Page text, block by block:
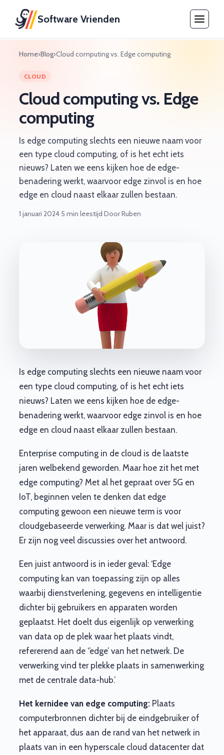
Software Vrienden
Home›Blog›Cloud computing vs. Edge computing
CLOUD
Cloud computing vs. Edge
computing
Is edge computing slechts een nieuwe naam voor
een type cloud computing, of is het echt iets
nieuws? Laten we eens kijken hoe de edge-
benadering werkt, waarvoor edge zinvol is en hoe
edge en cloud naast elkaar zullen bestaan.
1 januari 2024·5 min leestijd·Door Ruben
Is edge computing slechts een nieuwe naam voor
een type cloud computing, of is het echt iets
nieuws? Laten we eens kijken hoe de edge-
benadering werkt, waarvoor edge zinvol is en hoe
edge en cloud naast elkaar zullen bestaan.
Enterprise computing in de cloud is de laatste
jaren welbekend geworden. Maar hoe zit het met
edge computing? Met al het gepraat over 5G en
IoT, beginnen velen te denken dat edge
computing gewoon een nieuwe term is voor
cloudgebaseerde verwerking. Maar is dat wel juist?
Er zijn nog veel discussies over het antwoord.
Een juist antwoord is in ieder geval: ‘Edge
computing kan van toepassing zijn op alles
waarbij dienstverlening, gegevens en intelligentie
dichter bij gebruikers en apparaten worden
geplaatst. Het doelt dus eigenlijk op verwerking
van data op de plek waar het plaats vindt,
refererend aan de ‘’edge’ van het netwerk. De
verwerking vind ter plekke plaats in samenwerking
met de centrale data-hub.’
Het kernidee van edge computing: Plaats
computerbronnen dichter bij de eindgebruiker of
het apparaat, dus aan de rand van het netwerk in
plaats van in een hyperscale cloud datacenter dat